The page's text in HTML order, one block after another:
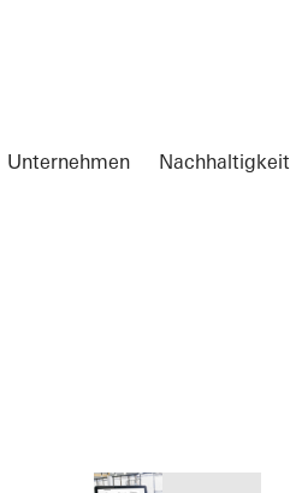
Unternehmen Nachhaltigkeit